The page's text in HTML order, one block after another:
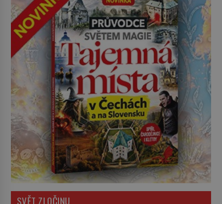
SVĚT ZLOČINU